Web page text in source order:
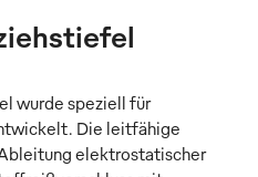
wurde speziell für
Die leitfähige
elektrostatischer